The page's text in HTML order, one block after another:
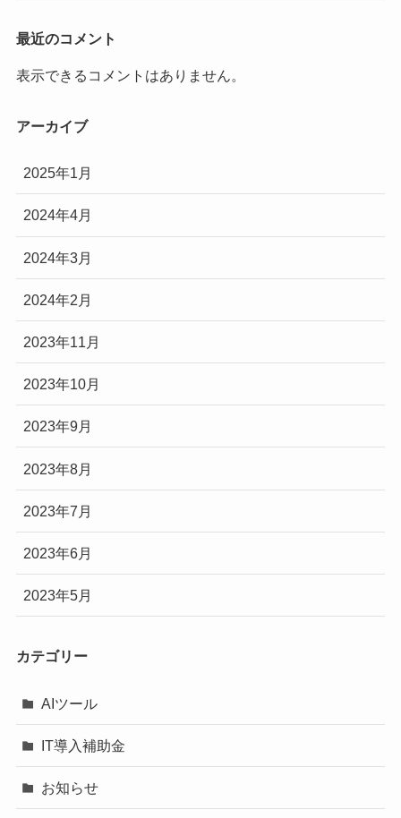
最近のコメント
表示できるコメントはありません。
アーカイブ
2025年1月
2024年4月
2024年3月
2024年2月
2023年11月
2023年10月
2023年9月
2023年8月
2023年7月
2023年6月
2023年5月
カテゴリー
AIツール
IT導入補助金
お知らせ